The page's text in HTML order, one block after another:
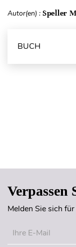
Autor(en) : Speller
BUCH
Verpassen
Melden Sie sich